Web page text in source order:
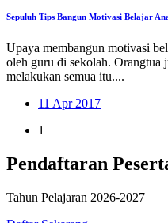
Sepuluh Tips Bangun Motivasi Belajar
Upaya membangun motivasi
oleh guru di sekolah. Orangtua
melakukan semua itu....
11 Apr 2017
1
Pendaftaran
Tahun Pelajaran 2026-2027